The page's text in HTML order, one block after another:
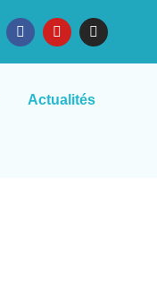
Actualités